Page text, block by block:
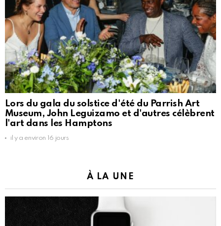
Lors du gala du solstice d'été du Parrish Art
Museum, John Leguizamo et d'autres célèbrent
l'art dans les Hamptons
il y a environ 16 jours
À LA UNE